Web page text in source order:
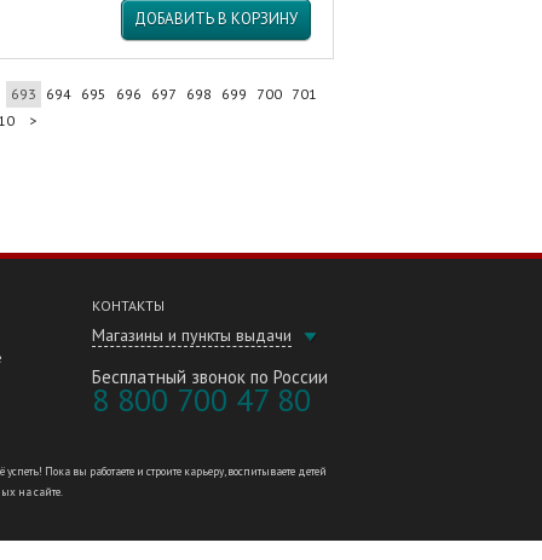
ДОБАВИТЬ В КОРЗИНУ
693 694 695 696 697 698 699 700 701
>
КОНТАКТЫ
Магазины и пункты выдачи
Бесплатный звонок по России
8 800 700 47 80
Пока вы работаете и строите карьеру, воспитываете детей
на сайте.